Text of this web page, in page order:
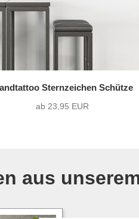
Sternzeichen Schütze
ab 23,95 EUR
aus